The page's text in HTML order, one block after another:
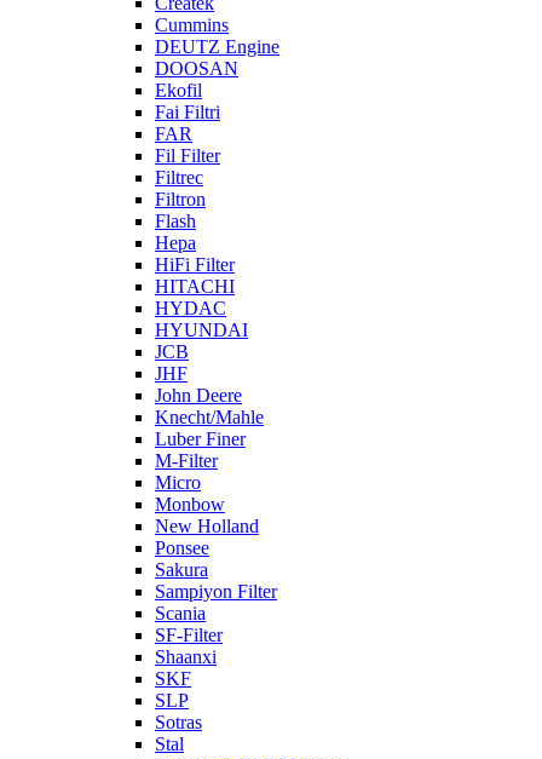
Cummins
DEUTZ Engine
DOOSAN
Ekofil
Fai Filtri
FAR
Fil Filter
Filtrec
Filtron
Flash
Hepa
HiFi Filter
HITACHI
HYDAC
HYUNDAI
JCB
JHF
John Deere
Knecht/Mahle
Luber Finer
M-Filter
Micro
Monbow
New Holland
Ponsee
Sakura
Sampiyon Filter
Scania
SF-Filter
Shaanxi
SKF
SLP
Sotras
Stal